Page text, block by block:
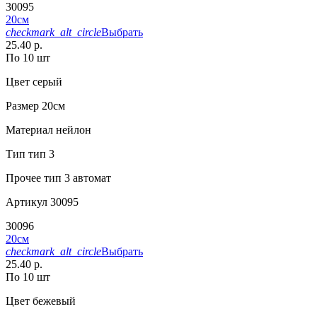
30095
20см
checkmark_alt_circleВыбрать
25.40 р.
По 10 шт
Цвет серый
Размер 20см
Материал нейлон
Тип тип 3
Прочее тип 3 автомат
Артикул 30095
30096
20см
checkmark_alt_circleВыбрать
25.40 р.
По 10 шт
Цвет бежевый